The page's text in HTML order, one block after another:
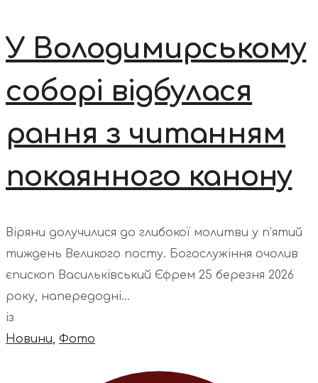
У Володимирському
соборі відбулася
рання з читанням
покаянного канону
Віряни долучилися до глибокої молитви у п’ятий
тиждень Великого посту. Богослужіння очолив
єпископ Васильківський Єфрем 25 березня 2026
року, напередодні...
із
Новини Фото